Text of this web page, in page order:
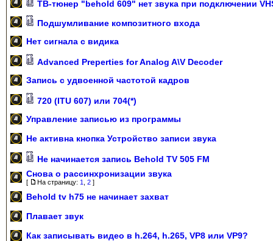
ТВ-тюнер "behold 609" нет звука при подключении
Подшумливание композитного входа
Нет сигнала с видика
Advanced Preperties for Analog A\V Decoder
Запись с удвоенной частотой кадров
720 (ITU 607) или 704(*)
Управление записью из программы
Не активна кнопка Устройство записи звука
Не начинается запись Behold TV 505 FM
Снова о рассинхронизации звука
[ На страницу: 1 2 ]
Behold tv h75 не начинает захват
Плавает звук
Как записывать видео в h.264, h.265, VP8 или VP9?